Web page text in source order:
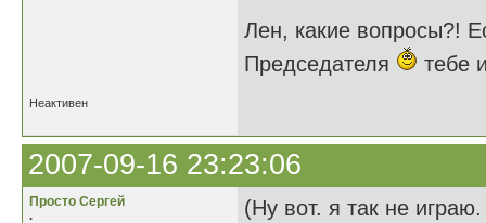
Лен, какие вопросы?!
Председателя
тебе
Неактивен
2007-09-16 23:23:06
Просто Сергей
.
(Ну вот. я так не